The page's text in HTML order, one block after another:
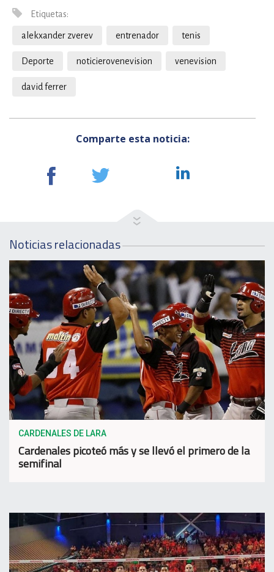
Etiquetas:
alekxander zverev entrenador tenis
Deporte noticierovenevision venevision
david ferrer
Comparte esta noticia:
Noticias relacionadas
CARDENALES DE LARA
Cardenales picoteó más y se llevó el primero de la
semifinal